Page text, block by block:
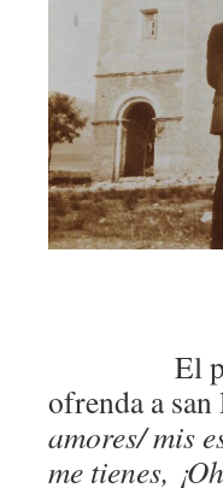
El prior
ofrenda a san
amores/ mis
me tienes,